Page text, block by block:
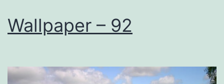
Wallpaper – 92